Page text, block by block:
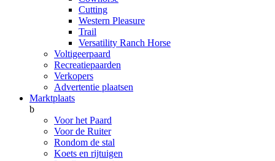
Cutting
Western Pleasure
Trail
Versatility Ranch Horse
Voltigeerpaard
Recreatiepaarden
Verkopers
Advertentie plaatsen
Marktplaats
b
Voor het Paard
Voor de Ruiter
Rondom de stal
Koets en rijtuigen